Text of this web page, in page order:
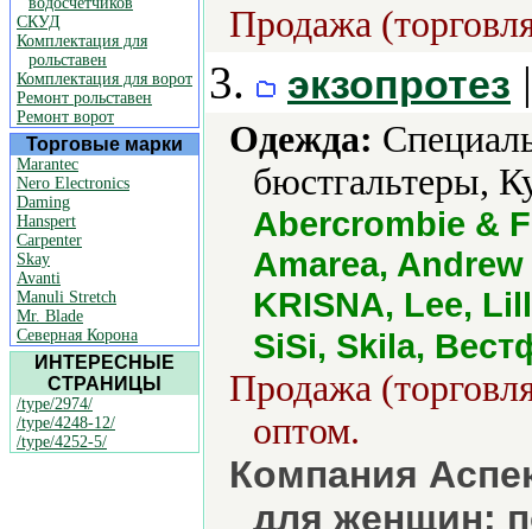
СКУД
Комплектация для
рольставен
Комплектация для ворот
Ремонт рольставен
Ремонт ворот
Торговые марки
Marantec
Nero Electronics
Daming
Hanspert
Carpenter
Skay
Avanti
Manuli Stretch
Mr. Blade
Северная Корона
ИНТЕРЕСНЫЕ
СТРАНИЦЫ
/type/2974/
/type/4248-12/
/type/4252-5/
Продажа
3. экзопротез
Одежда:
бюстгальтеры,
Abercrombie &
Amarea,
KRISNA, Lee,
SiSi, Skila,
Продажа
оптом.
Компания
для женщин: